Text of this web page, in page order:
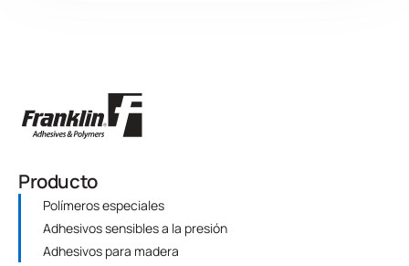
Producto
Polímeros especiales
Adhesivos sensibles a la presión
Adhesivos para madera